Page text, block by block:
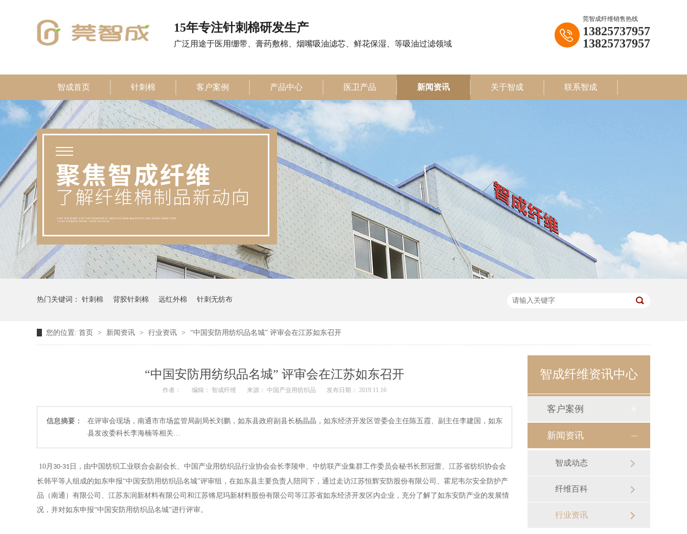
15年专注针刺棉研发生产
广泛用途于医用绷带、膏药敷棉、烟嘴吸油滤芯、鲜花保湿、等吸油过滤领域
莞智成纤维销售热线
13825737957
13825737957
智成首页 针刺棉 客户案例 产品中心 医卫产品 新闻资讯 关于智成 联系智成
热门关键词： 针刺棉 背胶针刺棉 远红外棉 针刺无纺布
您的位置: 首页 > 新闻资讯 > 行业资讯 > “中国安防用纺织品名城” 评审会在江苏如东召开
“中国安防用纺织品名城” 评审会在江苏如东召开
作者： 编辑： 智成纤维 来源： 中国产业用纺织品 发布日期： 2019.11.16
信息摘要：
在评审会现场，南通市市场监管局副局长刘鹏，如东县政府副县长杨晶晶，如东经济开发区管委会主任陈五霞、副主任李建国，如东
县发改委科长李海楠等相关…
10月 30-31 日，由中国纺织工业联合会副会长、中国产业用纺织品行业协会会长李陵申、中纺联产业集群工作委员会秘书长邢冠蕾、江苏省纺织协会会
长韩平等人组成的如东申报“中国安防用纺织品名城”评审组，在如东县主要负责人陪同下，通过走访江苏恒辉安防股份有限公司、霍尼韦尔安全防护产
品（南通）有限公司、江苏东润新材料有限公司和江苏锵尼玛新材料股份有限公司等江苏省如东经济开发区内企业，充分了解了如东安防产业的发展情
况，并对如东申报“中国安防用纺织品名城”进行评审。
智成纤维资讯中心
客户案例
新闻资讯
智成动态
纤维百科
行业资讯